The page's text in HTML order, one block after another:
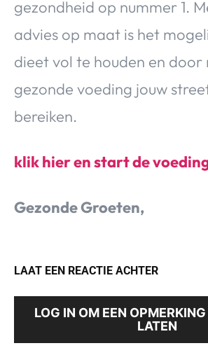
gezondheid op nummer 1.
advies op maat is het
dieet vol te houden en door
gezonde voeding jouw
bereiken.
klik hier en start de
Gezonde Groeten,
LAAT EEN REACTIE ACHTER
LOG IN OM EEN
LATEN